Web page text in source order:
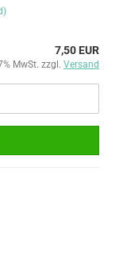
7,50 EUR
MwSt. zzgl. Versand